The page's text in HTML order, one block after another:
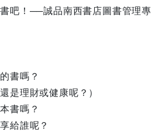
吧！──誠品南西書店圖書管理專
書嗎？
是理財或健康呢？）
書嗎？
給誰呢？